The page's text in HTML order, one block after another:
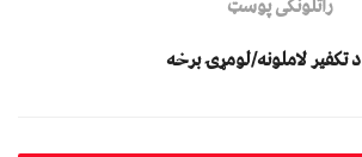
د تکفير لاملونه/لومړۍ برخه